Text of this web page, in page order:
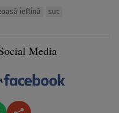
ieftină suc
Media